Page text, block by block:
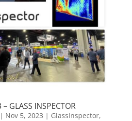
GLASS INSPECTOR
Nov 5, 2023 | GlassInspector,